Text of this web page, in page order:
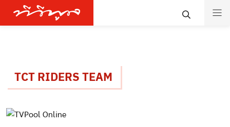
TCT RIDERS TEAM